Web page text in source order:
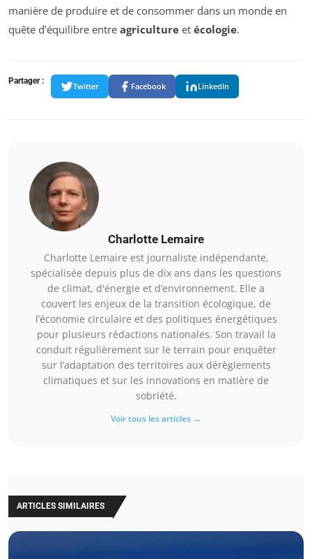
manière de produire et de consommer dans un monde en
quête d’équilibre entre agriculture et écologie.
Partager :
Twitter Facebook LinkedIn
Charlotte Lemaire
Charlotte Lemaire est journaliste indépendante,
spécialisée depuis plus de dix ans dans les questions
de climat, d'énergie et d’environnement. Elle a
couvert les enjeux de la transition écologique, de
l’économie circulaire et des politiques énergétiques
pour plusieurs rédactions nationales. Son travail la
conduit régulièrement sur le terrain pour enquêter
sur l’adaptation des territoires aux dérèglements
climatiques et sur les innovations en matière de
sobriété.
Voir tous les articles →
ARTICLES SIMILAIRES